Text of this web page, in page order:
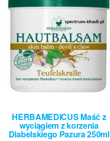
HERBAMEDICUS Maść z
wyciągiem z korzenia
Diabelskiego Pazura 250ml